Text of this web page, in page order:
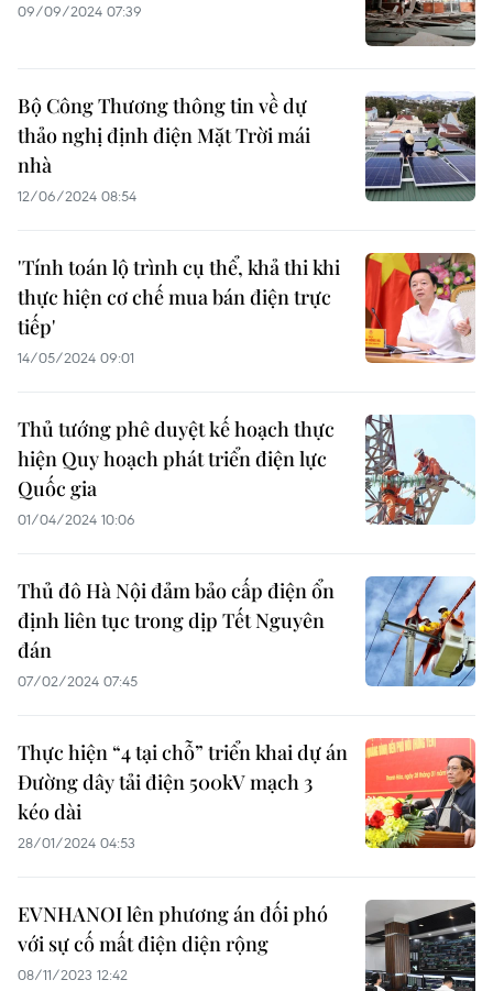
09/09/2024 07:39
Bộ Công Thương thông tin về dự
thảo nghị định điện Mặt Trời mái
nhà
12/06/2024 08:54
'Tính toán lộ trình cụ thể, khả thi khi
thực hiện cơ chế mua bán điện trực
tiếp'
14/05/2024 09:01
Thủ tướng phê duyệt kế hoạch thực
hiện Quy hoạch phát triển điện lực
Quốc gia
01/04/2024 10:06
Thủ đô Hà Nội đảm bảo cấp điện ổn
định liên tục trong dịp Tết Nguyên
đán
07/02/2024 07:45
Thực hiện “4 tại chỗ” triển khai dự án
Đường dây tải điện 500kV mạch 3
kéo dài
28/01/2024 04:53
EVNHANOI lên phương án đối phó
với sự cố mất điện diện rộng
08/11/2023 12:42